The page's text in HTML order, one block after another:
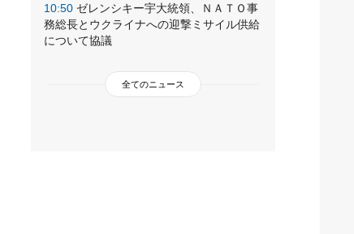
10:50 ゼレンシキー宇大統領、ＮＡＴＯ事
務総長とウクライナへの迎撃ミサイル供給
について協議
全てのニュース